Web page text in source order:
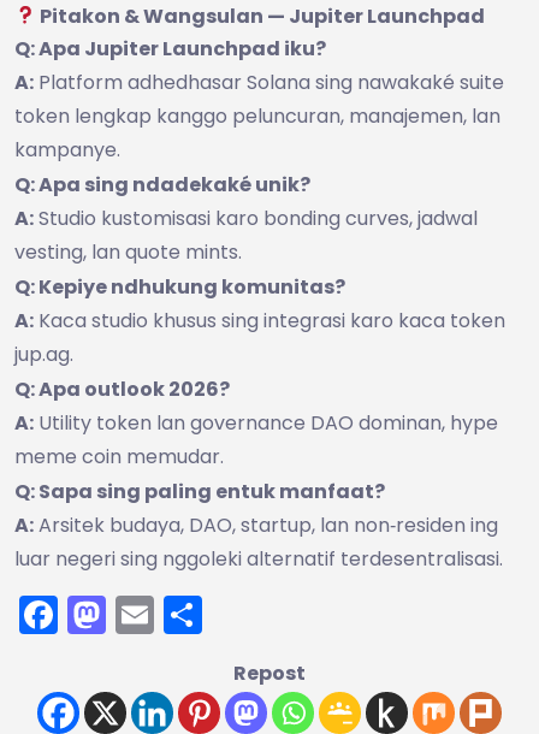
Pitakon & Wangsulan — Jupiter Launchpad
Q: Apa Jupiter Launchpad iku?
A: Platform adhedhasar Solana sing nawakaké suite
token lengkap kanggo peluncuran, manajemen, lan
kampanye.
Q: Apa sing ndadekaké unik?
A:Studio kustomisasi karo bonding curves, jadwal
vesting, lan quote mints.
Q: Kepiye ndhukung komunitas?
A: Kaca studio khusus sing integrasi karo kaca token
jup.ag.
Q: Apa outlook 2026?
A: Utility token lan governance DAO dominan, hype
meme coin memudar.
Q: Sapa sing paling entuk manfaat?
A:Arsitek budaya, DAO, startup, lan non‑residen ing
luar negeri sing nggoleki alternatif terdesentralisasi.
Facebook
Mastodon
Email
Repost